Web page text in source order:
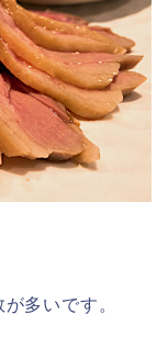
多いです。